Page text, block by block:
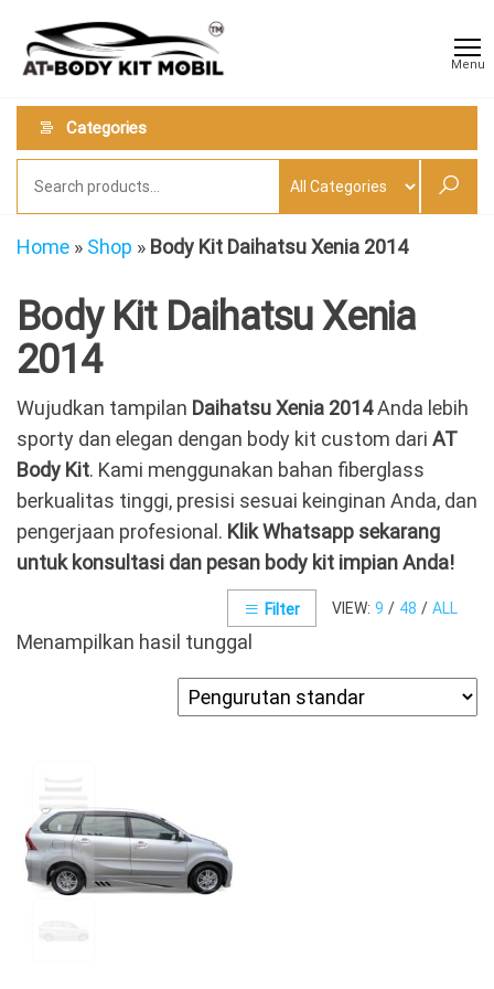
the
content
Kit
Mobil
Menu
Categories
Home » Shop » Body Kit Daihatsu Xenia 2014
Body Kit Daihatsu Xenia
2014
Wujudkan tampilan Daihatsu Xenia 2014Anda lebih
sporty dan elegan dengan body kit custom dari AT
Body Kit. Kami menggunakan bahan fiberglass
berkualitas tinggi, presisi sesuai keinginan Anda, dan
pengerjaan profesional. Klik Whatsapp sekarang
untuk konsultasi dan pesan body kit impian Anda!
VIEW: 9 / 48 / ALL
Filter
Menampilkan hasil tunggal